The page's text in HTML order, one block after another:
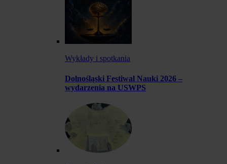
Wykłady i spotkania
Dolnośląski Festiwal Nauki 2026 –
wydarzenia na USWPS